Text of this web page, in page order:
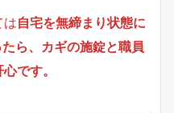
は自宅を無締まり状態に
ら、カギの施錠と職員
です。